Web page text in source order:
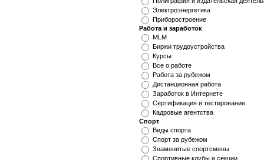
Электроэнергетика
Приборостроение
Работа и заработок
MLM
Биржи трудоустройства
Курсы
Все о работе
Работа за рубежом
Дистанционная работа
Заработок в Интернете
Сертификация и тестирование
Кадровые агентства
Спорт
Виды спорта
Спорт за рубежом
Знаменитые спортсмены
Спортивные клубы и секции